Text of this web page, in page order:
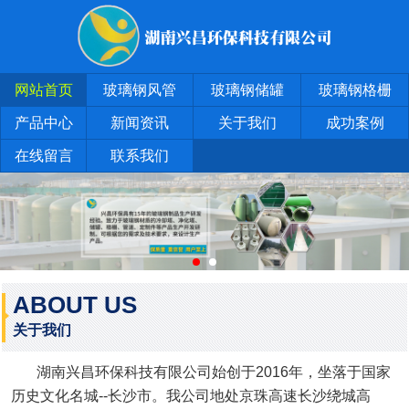
网站首页 玻璃钢风管 玻璃钢储罐 玻璃钢格栅
产品中心 新闻资讯 关于我们 成功案例
在线留言 联系我们
ABOUT US
关于我们
湖南兴昌环保科技有限公司始创于2016年，坐落于国家
历史文化名城--长沙市。我公司地处京珠高速长沙绕城高